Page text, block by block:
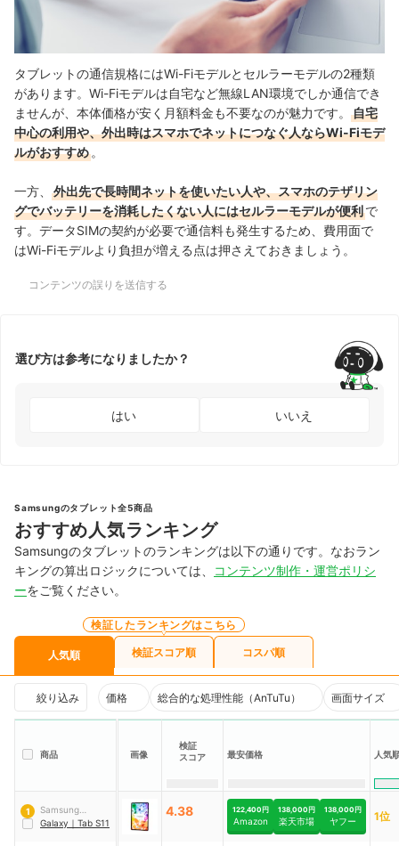
タブレットの通信規格にはWi-Fiモデルとセルラーモデルの2種類
があります。Wi-Fiモデルは自宅など無線LAN環境でしか通信でき
ませんが、本体価格が安く月額料金も不要なのが魅力です。
自宅
中心の利用や、外出時はスマホでネットにつなぐ人ならWi-Fiモデ
ルがおすすめ 。
一方、
外出先で長時間ネットを使いたい人や、スマホのテザリン
グでバッテリーを消耗したくない人にはセルラーモデルが便利で
す。データSIMの契約が必要で通信料も発生するため、費用面で
はWi-Fiモデルより負担が増える点は押さえておきましょう。
コンテンツの誤りを送信する
選び方は参考になりましたか？
はい いいえ
Samsungのタブレット全5商品
おすすめ人気ランキング
Samsungのタブレットのランキングは以下の通りです。なおラン
キングの算出ロジックについては、
コンテンツ制作・運営ポリシ
ーをご覧ください。
人気順
検証したランキングはこちら
検証スコア順 コスパ順
絞り込み 価格 総合的な処理性能（AnTuTu） 画面サイズ
商品 画像
検証
スコア
最安価格 人気
1
Samsung
Electronics
Galaxy ｜ Tab S11
4.38 122,400円
Amazon
138,000円
楽天市場
138,000円
ヤフー 1位